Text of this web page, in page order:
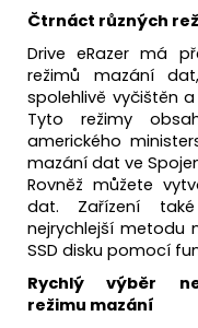
Čtrnáct různých
Drive eRazer má
režimů mazání
spolehlivě vyčištěn
Tyto režimy
amerického
mazání dat ve
Rovněž můžete
dat. Zařízení
nejrychlejší metodu
SSD disku pomocí
Rychlý výběr
režimu mazání